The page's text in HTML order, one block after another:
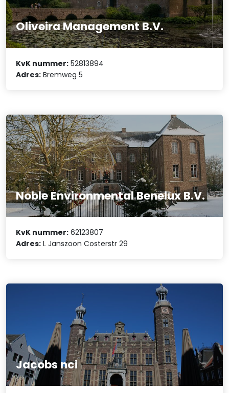
Oliveira Management B.V.
KvK nummer: 52813894
Adres: Bremweg 5
Noble Environmental Benelux B.V.
KvK nummer: 62123807
Adres: L Janszoon Costerstr 29
Jacobs nci